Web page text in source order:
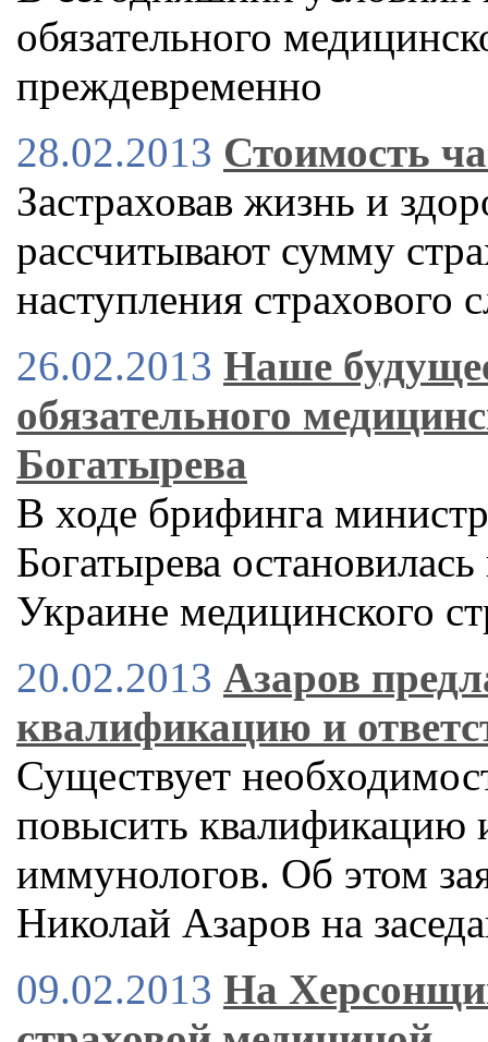
обязательного
преждевременно
28.02.2013 Стоимость
Застраховав жизнь и
рассчитывают сумму
наступления страхового
26.02.2013 Наше
обязательного
Богатырева
В ходе брифинга
Богатырева
Украине медицинского
20.02.2013 Азаров
квалификацию и
Существует
повысить квалификацию
иммунологов. Об этом
Николай Азаров на
09.02.2013 На